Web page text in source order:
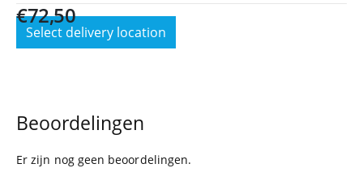
€72,50
Select delivery location
Beoordelingen
Er zijn nog geen beoordelingen.